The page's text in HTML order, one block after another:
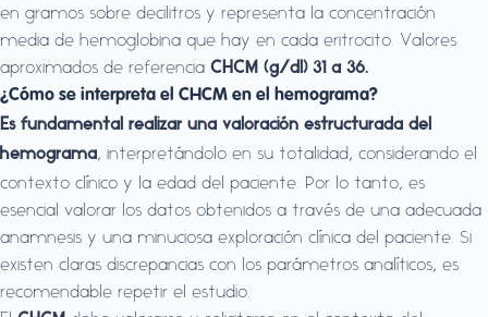
en gramos sobre decilitros y representa la concentración
media de hemoglobina que hay en cada eritrocito. Valores
aproximados de referencia CHCM (g/dl) 31 a 36.
¿Cómo se interpreta el CHCM en el hemograma?
Es fundamental realizar una valoración estructurada del
hemograma, interpretándolo en su totalidad, considerando el
contexto clínico y la edad del paciente. Por lo tanto, es
esencial valorar los datos obtenidos a través de una adecuada
anamnesis y una minuciosa exploración clínica del paciente. Si
existen claras discrepancias con los parámetros analíticos, es
recomendable repetir el estudio.